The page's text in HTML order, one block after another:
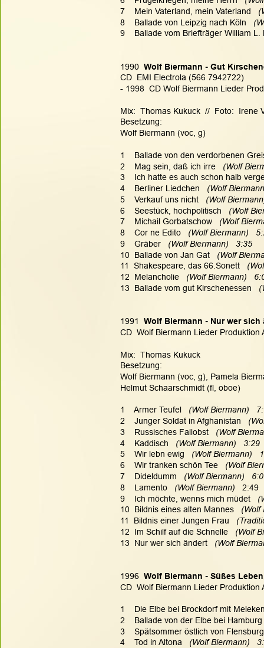
7    Mein Vaterland, mein Vaterland
8    Ballade von Leipzig nach Köln
9    Ballade vom Briefträger William L.
1990 Wolf Biermann - Gut
CD  EMI Electrola (566 7942722)
- 1998  CD Wolf Biermann Lieder
Mix:  Thomas Kukuck  //  Foto:  Irene
Besetzung:
Wolf Biermann (voc, g)
1    Ballade von den verdorbenen
2    Mag sein, daß ich irre
(Wolf
3    Ich hatte es auch schon halb
4    Berliner Liedchen
(Wolf
5    Verkauf uns nicht
(Wolf
6    Seestück, hochpolitisch
(Wolf
7    Michail Gorbatschow
(Wolf
8    Cor ne Edito
(Wolf Biermann)
9    Gräber
   (Wolf Biermann)   3:35
10  Ballade von Jan Gat
(Wolf
11  Shakespeare, das 66.Sonett
12  Melancholie
(Wolf Biermann)
13  Ballade vom gut Kirschenessen
1991 Wolf Biermann - Nur wer
CD  Wolf Biermann Lieder Produktion
Mix:  Thomas Kukuck
Besetzung:
Wolf Biermann (voc, g), Pamela
Helmut Schaarschmidt (fl, oboe)
1    Armer Teufel
(Wolf Biermann)
2    Junger Soldat in Afghanistan
3    Russisches Fallobst
(Wolf
4    Kaddisch
   (Wolf Biermann)   3:29
5    Wir lebn ewig
(Wolf Biermann)
6    Wir tranken schön Tee
(Wolf
7    Dideldumm
(Wolf Biermann)
8    Lamento
   (Wolf Biermann)
2:49
9    Ich möchte, wenns mich müdet
10  Bildnis eines alten Mannes
11  Bildnis einer Jungen Frau
12  Im Schilf auf die Schnelle
(Wolf
13  Nur wer sich ändert
(Wolf
1996 Wolf Biermann - Süßes
CD  Wolf Biermann Lieder Produktion
1    Die Elbe bei Brockdorf mit
2    Ballade von der Elbe bei Hamburg
3    Spätsommer östlich von Flensburg
4    Tod in Altona
(Wolf Biermann)